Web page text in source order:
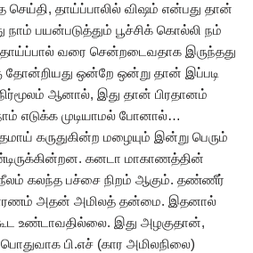
செய்தி, தாய்ப்பாலில் விஷம் என்பது தான்
பயன்படுத்தும் பூச்சிக் கொல்லி நம்
வரை சென்றடைவதாக இருந்தது
தோன்றியது ஒன்றே ஒன்று தான் இப்படி
ஆனால், இது தான் பிரதானம்
எடுக்க முடியாமல் போனால்…
கருதுகின்ற மழையும் இன்று பெரும்
கனடா மாகாணத்தின்
நீலம் கலந்த பச்சை நிறம் ஆகும். தண்ணீர்
அதன் அமிலத் தன்மை. இதனால்
உண்டாவதில்லை. இது அழகுதான்,
பி.எச் (கார அமிலநிலை)